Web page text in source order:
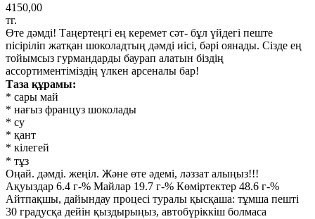
4150,00
тг.
Өте дәмді! Таңертеңгі ең керемет сәт- бұл үйдегі пеште
пісіріліп жатқан шоколадтың дәмді иісі, бәрі оянады. Сізде ең
тойымсыз гурмандарды баурап алатын біздің
ассортиментіміздің үлкен арсеналы бар!
Таза құрамы:⠀
* сары май
* нағыз француз шоколады
* су
* қант
* кілегей
* тұз ⠀⠀⠀⠀⠀⠀⠀⠀⠀⠀⠀⠀⠀⠀⠀⠀⠀⠀⠀⠀⠀
Оңай. дәмді. жеңіл. Және өте әдемі, ләззат алыңыз!!!
Ақуыздар 6.4 г-% Майлар 19.7 г-% Көміртектер 48.6 г-%
Айтпақшы, дайындау процесі туралы қысқаша: тұмша пешті
30 градусқа дейін қыздырыңыз, автобүріккіш болмаса